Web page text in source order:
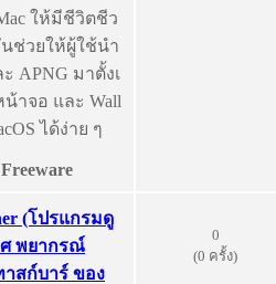
ให้มีชีวิตชีว
ช่วยให้ผู้ใช้นำ
APNG มาตั้งเ
าจอ และ Wall
ได้ง่าย ๆ
(โปรแกรมดู
พยากรณ์
สก์บาร์ ของ
0
(0 ครั้ง)